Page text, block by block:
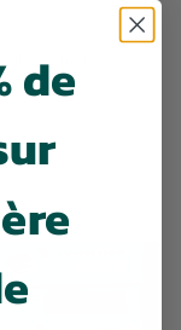
il y a 5 mois
de